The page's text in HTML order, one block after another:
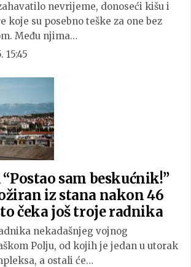
nevrijeme, donoseći kišu i
koje su posebno teške za one bez
Među njima…
15:45
“Postao sam beskućnik!”
iz stana nakon 46
čeka još troje radnika
nekadašnjeg vojnog
Polju, od kojih je jedan u utorak
a ostali će…